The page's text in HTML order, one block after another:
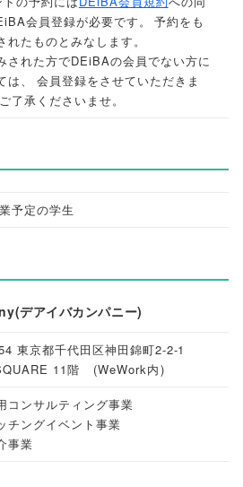
会員登録が必要です 。
予約をも
れたものとみなします 。
された方でDEiBAの会員でない方に
は
会員登録をさせていただきま
了承くださいませ。
予定の学生
デアイバカンパニー)
東京都千代田区神田錦町2-2-1
11階
(WeWork内)
コンサルティング事業
チングイベント事業
事業